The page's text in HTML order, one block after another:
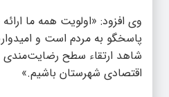
وی افزود: «اولویت همه ما
پاسخگو به مردم است و
شاهد ارتقاء سطح رضایت‌مندی
اقتصادی شهرستان باشیم.»